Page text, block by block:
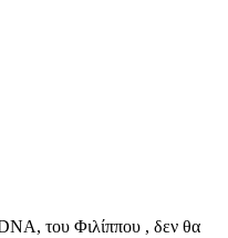
του Φιλίππου , δεν θα